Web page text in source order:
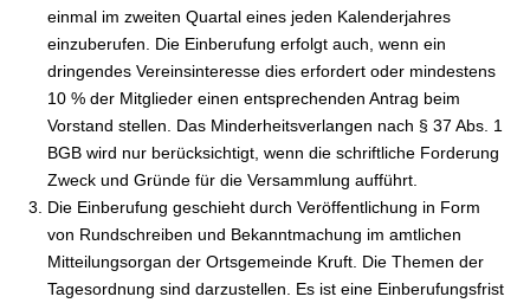
einmal im zweiten Quartal eines jeden Kalenderjahres
einzuberufen. Die Einberufung erfolgt auch, wenn ein
dringendes Vereinsinteresse dies erfordert oder mindestens
10 % der Mitglieder einen entsprechenden Antrag beim
Vorstand stellen. Das Minderheitsverlangen nach § 37 Abs. 1
BGB wird nur berücksichtigt, wenn die schriftliche Forderung
Zweck und Gründe für die Versammlung aufführt.
Die Einberufung geschieht durch Veröffentlichung in Form
von Rundschreiben und Bekanntmachung im amtlichen
Mitteilungsorgan der Ortsgemeinde Kruft. Die Themen der
Tagesordnung sind darzustellen. Es ist eine Einberufungsfrist